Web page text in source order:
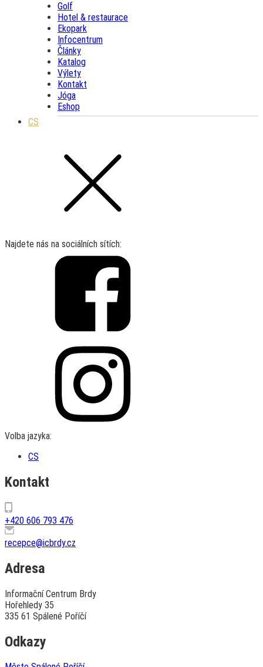
Golf
Hotel & restaurace
Ekopark
Infocentrum
Články
Katalog
Výlety
Kontakt
Jóga
Eshop
CS
Najdete nás na sociálních sítích:
Volba jazyka:
CS
Kontakt
+420 606 793 476
recepce@icbrdy.cz
Adresa
Informační Centrum Brdy
Hořehledy 35
335 61 Spálené Poříčí
Odkazy